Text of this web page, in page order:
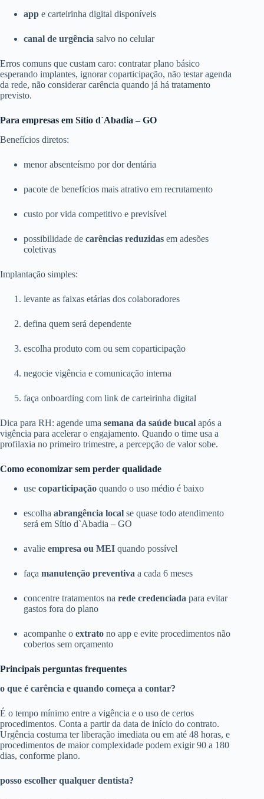
app e carteirinha digital disponíveis
canal de urgência salvo no celular
Erros comuns que custam caro: contratar plano básico
esperando implantes, ignorar coparticipação, não testar agenda
da rede, não considerar carência quando já há tratamento
previsto.
Para empresas em Sítio d`Abadia – GO
Benefícios diretos:
menor absenteísmo por dor dentária
pacote de benefícios mais atrativo em recrutamento
custo por vida competitivo e previsível
possibilidade de carências reduzidas em adesões
coletivas
Implantação simples:
levante as faixas etárias dos colaboradores
defina quem será dependente
escolha produto com ou sem coparticipação
negocie vigência e comunicação interna
faça onboarding com link de carteirinha digital
Dica para RH: agende uma semana da saúde bucal após a
vigência para acelerar o engajamento. Quando o time usa a
profilaxia no primeiro trimestre, a percepção de valor sobe.
Como economizar sem perder qualidade
use coparticipação quando o uso médio é baixo
escolha abrangência local se quase todo atendimento
será em Sítio d`Abadia – GO
avalie empresa ou MEI quando possível
faça manutenção preventiva a cada 6 meses
concentre tratamentos na rede credenciada para evitar
gastos fora do plano
acompanhe o extrato no app e evite procedimentos não
cobertos sem orçamento
Principais perguntas frequentes
o que é carência e quando começa a contar?
É o tempo mínimo entre a vigência e o uso de certos
procedimentos. Conta a partir da data de início do contrato.
Urgência costuma ter liberação imediata ou em até 48 horas, e
procedimentos de maior complexidade podem exigir 90 a 180
dias, conforme plano.
posso escolher qualquer dentista?